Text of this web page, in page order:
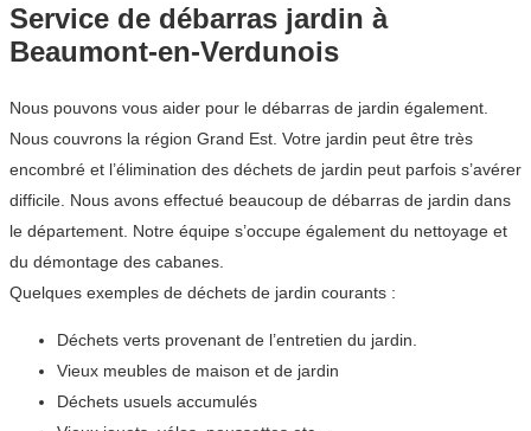
Service de débarras jardin à
Beaumont-en-Verdunois
Nous pouvons vous aider pour le débarras de jardin également.
Nous couvrons la région Grand Est. Votre jardin peut être très
encombré et l’élimination des déchets de jardin peut parfois s’avérer
difficile. Nous avons effectué beaucoup de débarras de jardin dans
le département. Notre équipe s’occupe également du nettoyage et
du démontage des cabanes.
Quelques exemples de déchets de jardin courants :
Déchets verts provenant de l’entretien du jardin.
Vieux meubles de maison et de jardin
Déchets usuels accumulés